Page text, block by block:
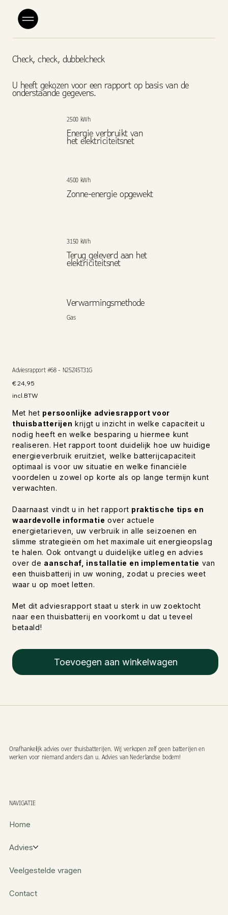
Check, check, dubbelcheck
U heeft gekozen voor een rapport op basis van de
onderstaande gegevens.
2500 kWh
Energie verbruikt van
het elektriciteitsnet
4500 kWh
Zonne-energie opgewekt
3150 kWh
Terug geleverd aan het
elektriciteitsnet
Gas
Verwarmingsmethode
Adviesrapport #68 - N25Z45T31G
Prijs
€ 24,95
incl.BTW
Met het persoonlijke adviesrapport voor
thuisbatterijen krijgt u inzicht in welke capaciteit u
nodig heeft en welke besparing u hiermee kunt
realiseren. Het rapport toont duidelijk hoe uw huidige
energieverbruik eruitziet, welke batterijcapaciteit
optimaal is voor uw situatie en welke financiële
voordelen u zowel op korte als op lange termijn kunt
verwachten.
Daarnaast vindt u in het rapport praktische tips en
waardevolle informatie over actuele
energietarieven, uw verbruik in alle seizoenen en
slimme strategieën om het maximale uit energieopslag
te halen. Ook ontvangt u duidelijke uitleg en advies
over de aanschaf, installatie en implementatie van
een thuisbatterij in uw woning, zodat u precies weet
waar u op moet letten.
Met dit adviesrapport staat u sterk in uw zoektocht
naar een thuisbatterij en voorkomt u dat u teveel
betaald!
Toevoegen aan winkelwagen
NAVIGATIE
Onafhankelijk advies over thuisbatterijen. Wij verkopen zelf geen batterijen en
werken voor niemand anders dan u. Advies van Nederlandse bodem!
Home
Advies
Veelgestelde vragen
Contact